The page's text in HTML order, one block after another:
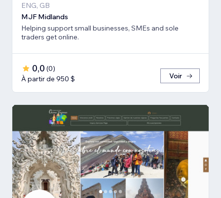
ENG, GB
MJF Midlands
Helping support small businesses, SMEs and sole
traders get online.
0,0 (0)
À partir de 950 $
Voir